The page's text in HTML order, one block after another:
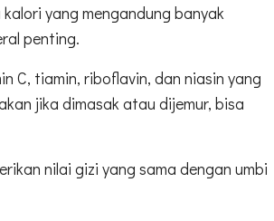
yang mengandung banyak
penting.
C, tiamin, riboflavin, dan niasin yang
jika dimasak atau dijemur, bisa
nilai gizi yang sama dengan umbi